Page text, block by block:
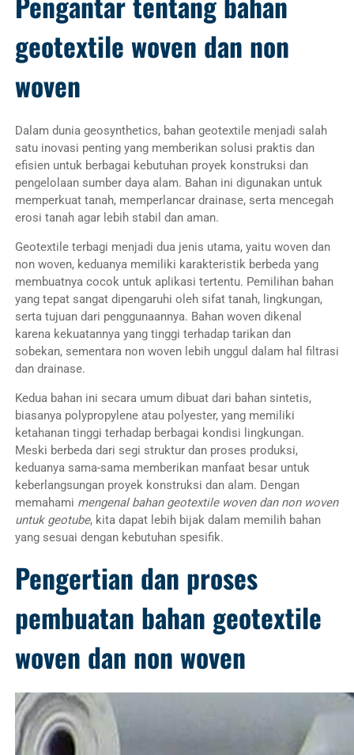
geotextile woven dan non
woven
Dalam dunia geosynthetics, bahan geotextile menjadi salah
satu inovasi penting yang memberikan solusi praktis dan
efisien untuk berbagai kebutuhan proyek konstruksi dan
pengelolaan sumber daya alam. Bahan ini digunakan untuk
memperkuat tanah, memperlancar drainase, serta mencegah
erosi tanah agar lebih stabil dan aman.
Geotextile terbagi menjadi dua jenis utama, yaitu woven dan
non woven, keduanya memiliki karakteristik berbeda yang
membuatnya cocok untuk aplikasi tertentu. Pemilihan bahan
yang tepat sangat dipengaruhi oleh sifat tanah, lingkungan,
serta tujuan dari penggunaannya. Bahan woven dikenal
karena kekuatannya yang tinggi terhadap tarikan dan
sobekan, sementara non woven lebih unggul dalam hal filtrasi
dan drainase.
Kedua bahan ini secara umum dibuat dari bahan sintetis,
biasanya polypropylene atau polyester, yang memiliki
ketahanan tinggi terhadap berbagai kondisi lingkungan.
Meski berbeda dari segi struktur dan proses produksi,
keduanya sama-sama memberikan manfaat besar untuk
keberlangsungan proyek konstruksi dan alam. Dengan
memahami mengenal bahan geotextile woven dan non woven
untuk geotube, kita dapat lebih bijak dalam memilih bahan
yang sesuai dengan kebutuhan spesifik.
Pengertian dan proses
pembuatan bahan geotextile
woven dan non woven